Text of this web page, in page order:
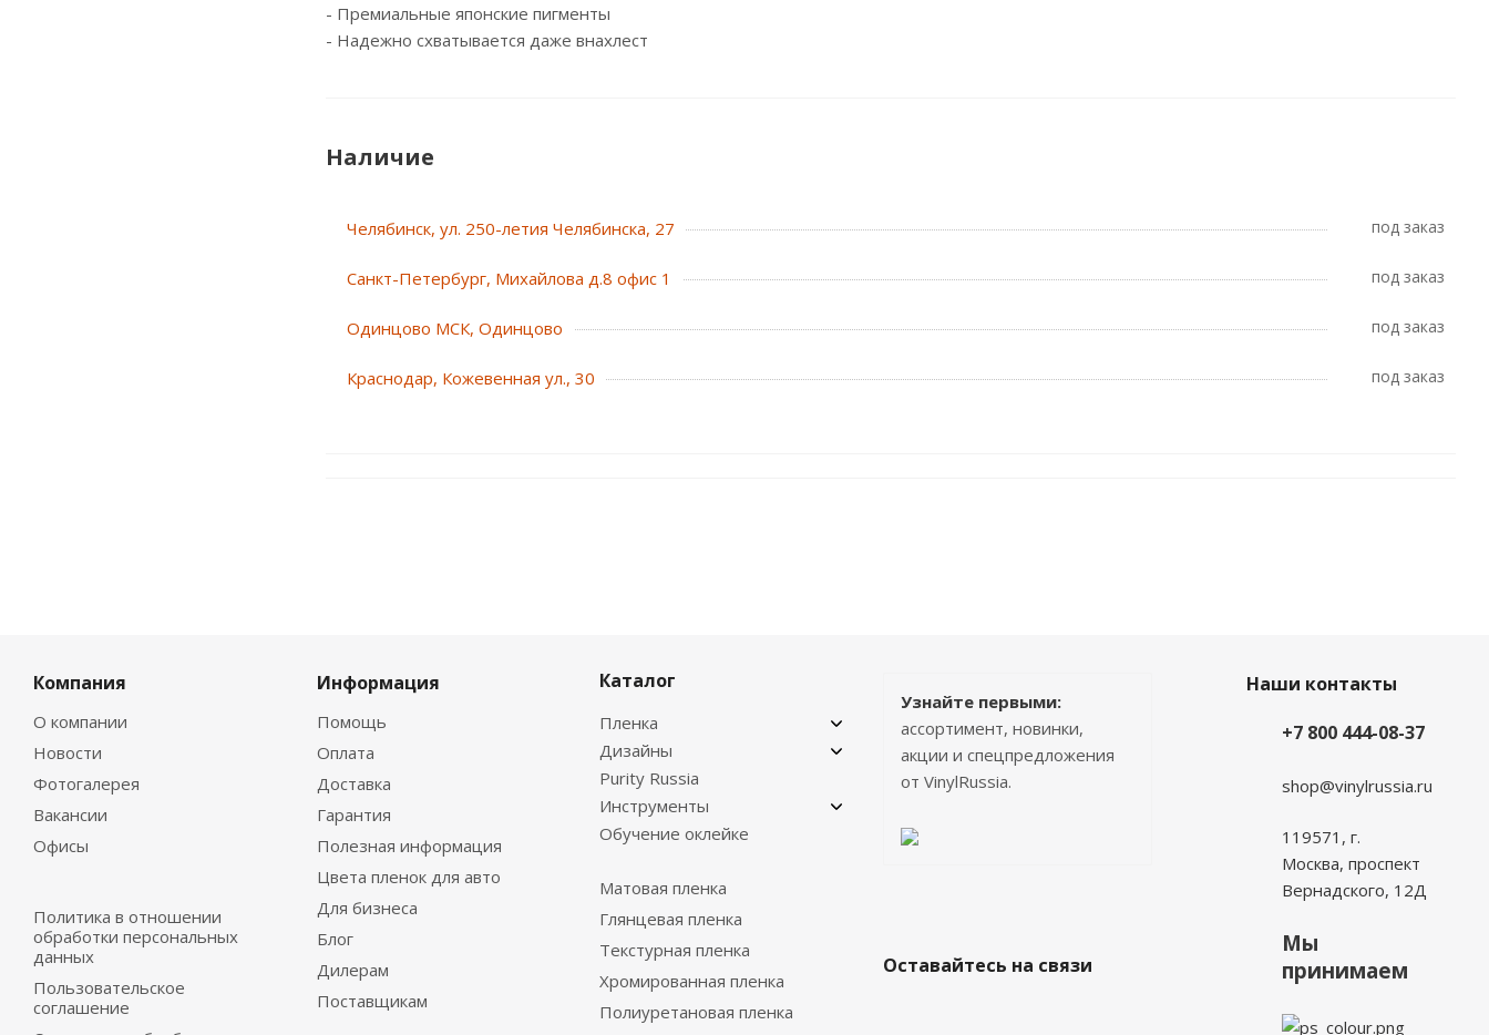
- Премиальные японские пигменты
- Надежно схватывается даже внахлест
Наличие
Челябинск, ул. 250-летия Челябинска, 27 Под заказ
Санкт-Петербург, Михайлова д.8 офис 1 Под заказ
Одинцово МСК, Одинцово Под заказ
Краснодар, Кожевенная ул., 30 Под заказ
Компания
О компании
Новости
Фотогалерея
Вакансии
Офисы
Политика в отношении
обработки персональных
данных
Пользовательское
соглашение
Информация
Помощь
Оплата
Доставка
Гарантия
Полезная информация
Цвета пленок для авто
Для бизнеса
Блог
Дилерам
Поставщикам
Каталог
Пленка
Дизайны
Purity Russia
Инструменты
Обучение оклейке
Матовая пленка
Глянцевая пленка
Текстурная пленка
Хромированная пленка
Полиуретановая пленка
Узнайте первыми:
ассортимент, новинки,
акции и спецпредложения
от VinylRussia.
Оставайтесь на связи
Наши контакты
+7 800 444-08-37
shop@vinylrussia.ru
119571,г.
Москва, проспект
Вернадского, 12Д
Мы
принимаем